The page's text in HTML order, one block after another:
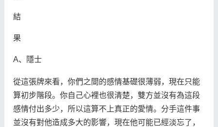
結
果
A、隱士
從這張牌來看，你們之間的感情基礎很薄弱，現在只能
算初步階段。你自己心裡也很清楚，雙方並沒有為這段
感情付出多少，所以這算不上真正的愛情。分手這件事
並沒有對他造成多大的影響，現在他可能已經淡忘了，